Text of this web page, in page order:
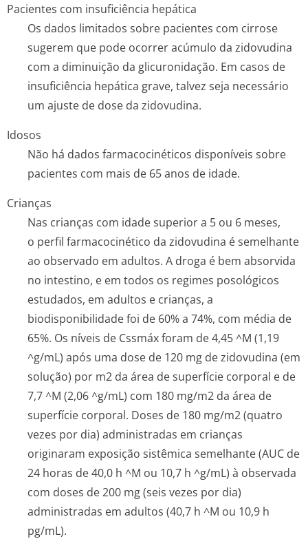
Pacientes com insuficiência hepática
Os dados limitados sobre pacientes com cirrose
sugerem que pode ocorrer acúmulo da zidovudina
com a diminuição da glicuronidação. Em casos de
insuficiência hepática grave, talvez seja necessário
um ajuste de dose da zidovudina.
Idosos
Não há dados farmacocinéticos disponíveis sobre
pacientes com mais de 65 anos de idade.
Crianças
Nas crianças com idade superior a 5 ou 6 meses,
o perfil farmacocinético da zidovudina é semelhante
ao observado em adultos. A droga é bem absorvida
no intestino, e em todos os regimes posológicos
estudados, em adultos e crianças, a
biodisponibilidade foi de 60% a 74%, com média de
65%. Os níveis de Cssmáx foram de 4,45 ^M (1,19
^g/mL) após uma dose de 120 mg de zidovudina (em
solução) por m2 da área de superfície corporal e de
7,7 ^M (2,06 ^g/mL) com 180 mg/m2 da área de
superfície corporal. Doses de 180 mg/m2 (quatro
vezes por dia) administradas em crianças
originaram exposição sistêmica semelhante (AUC de
24 horas de 40,0 h ^M ou 10,7 h ^g/mL) à observada
com doses de 200 mg (seis vezes por dia)
administradas em adultos (40,7 h ^M ou 10,9 h
pg/mL).